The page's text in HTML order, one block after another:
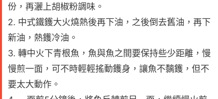
份，再灑上胡椒粉調味。
2. 中式鐵鑊大火燒熱後再下油，之後倒去舊油，再下
新油，熱鑊冷油。
3. 轉中火下青根魚，魚與魚之間要保持些少距離，慢
慢煎一面，可不時輕輕搖動鑊身，讓魚不黐鑊，但不
要太大動作。